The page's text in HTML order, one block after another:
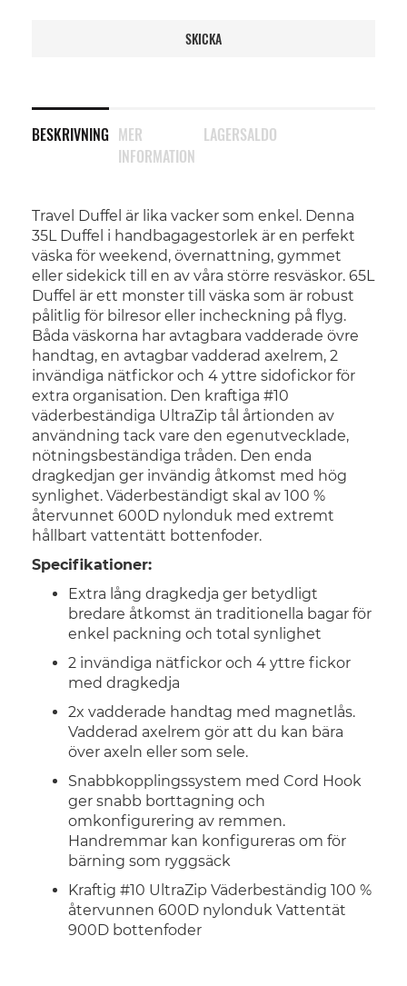
SKICKA
BESKRIVNING
Travel Duffel är lika vacker som enkel. Denna
35L Duffel i handbagagestorlek är en perfekt
väska för weekend, övernattning, gymmet
eller sidekick till en av våra större resväskor. 65L
Duffel är ett monster till väska som är robust
pålitlig för bilresor eller incheckning på flyg.
Båda väskorna har avtagbara vadderade övre
handtag, en avtagbar vadderad axelrem, 2
invändiga nätfickor och 4 yttre sidofickor för
extra organisation. Den kraftiga #10
väderbeständiga UltraZip tål årtionden av
användning tack vare den egenutvecklade,
nötningsbeständiga tråden. Den enda
dragkedjan ger invändig åtkomst med hög
synlighet. Väderbeständigt skal av 100 %
återvunnet 600D nylonduk med extremt
hållbart vattentätt bottenfoder.
Specifikationer:
Extra lång dragkedja ger betydligt
bredare åtkomst än traditionella bagar för
enkel packning och total synlighet
2 invändiga nätfickor och 4 yttre fickor
med dragkedja
2x vadderade handtag med magnetlås.
Vadderad axelrem gör att du kan bära
över axeln eller som sele.
Snabbkopplingssystem med Cord Hook
ger snabb borttagning och
omkonfigurering av remmen.
Handremmar kan konfigureras om för
bärning som ryggsäck
Kraftig #10 UltraZip Väderbeständig 100 %
återvunnen 600D nylonduk Vattentät
900D bottenfoder
MER
INFORMATION
LAGERSALDO